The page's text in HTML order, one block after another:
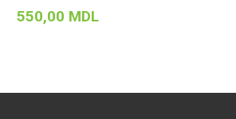
550,00 MDL